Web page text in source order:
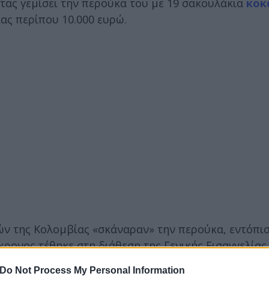
Do Not Process My Personal Information
γεμίσει την περούκα του με 19 σακουλάκια
περίπου 10.000 ευρώ.
της Κολομβίας «σκάναραν» την περούκα,
τέθηκε στη διάθεση της Γενικής Εισαγγελίας
ουσιών.